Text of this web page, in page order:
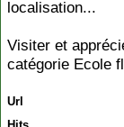
localisation...
Visiter et
catégorie Ecole
Url